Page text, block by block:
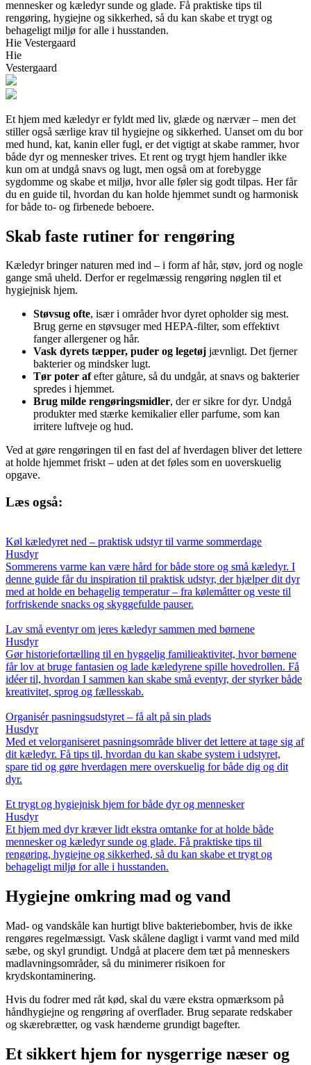
mennesker og kæledyr sunde og glade. Få praktiske tips til
rengøring, hygiejne og sikkerhed, så du kan skabe et trygt og
behageligt miljø for alle i husstanden.
Hie Vestergaard
Hie
Vestergaard
Et hjem med kæledyr er fyldt med liv, glæde og nærvær – men det
stiller også særlige krav til hygiejne og sikkerhed. Uanset om du bor
med hund, kat, kanin eller fugl, er det vigtigt at skabe rammer, hvor
både dyr og mennesker trives. Et rent og trygt hjem handler ikke
kun om at undgå snavs og lugt, men også om at forebygge
sygdomme og skabe et miljø, hvor alle føler sig godt tilpas. Her får
du en guide til, hvordan du kan holde hjemmet sundt og harmonisk
for både to- og firbenede beboere.
Skab faste rutiner for rengøring
Kæledyr bringer naturen med ind – i form af hår, støv, jord og nogle
gange små uheld. Derfor er regelmæssig rengøring nøglen til et
hygiejnisk hjem.
Støvsug ofte, især i områder hvor dyret opholder sig mest.
Brug gerne en støvsuger med HEPA-filter, som effektivt
fanger allergener og hår.
Vask dyrets tæpper, puder og legetøj jævnligt. Det fjerner
bakterier og mindsker lugt.
Tør poter afefter gåture, så du undgår, at snavs og bakterier
spredes i hjemmet.
Brug milde rengøringsmidler, der er sikre for dyr. Undgå
produkter med stærke kemikalier eller parfume, som kan
irritere luftveje og hud.
Ved at gøre rengøringen til en fast del af hverdagen bliver det lettere
at holde hjemmet friskt – uden at det føles som en uoverskuelig
opgave.
Læs også:
Køl kæledyret ned – praktisk udstyr til varme sommerdage
Husdyr
Sommerens varme kan være hård for både store og små kæledyr. I
denne guide får du inspiration til praktisk udstyr, der hjælper dit dyr
med at holde en behagelig temperatur – fra kølemåtter og veste til
forfriskende snacks og skyggefulde pauser.
Lav små eventyr om jeres kæledyr sammen med børnene
Husdyr
Gør historiefortælling til en hyggelig familieaktivitet, hvor børnene
får lov at bruge fantasien og lade kæledyrene spille hovedrollen. Få
idéer til, hvordan I sammen kan skabe små eventyr, der styrker både
kreativitet, sprog og fællesskab.
Organisér pasningsudstyret – få alt på sin plads
Husdyr
Med et velorganiseret pasningsområde bliver det lettere at tage sig af
dit kæledyr. Få tips til, hvordan du kan skabe system i udstyret,
spare tid og gøre hverdagen mere overskuelig for både dig og dit
dyr.
Et trygt og hygiejnisk hjem for både dyr og mennesker
Husdyr
Et hjem med dyr kræver lidt ekstra omtanke for at holde både
mennesker og kæledyr sunde og glade. Få praktiske tips til
rengøring, hygiejne og sikkerhed, så du kan skabe et trygt og
behageligt miljø for alle i husstanden.
Hygiejne omkring mad og vand
Mad- og vandskåle kan hurtigt blive bakteriebomber, hvis de ikke
rengøres regelmæssigt. Vask skålene dagligt i varmt vand med mild
sæbe, og skyl grundigt. Undgå at placere dem tæt på menneskers
madlavningsområder, så du minimerer risikoen for
krydskontaminering.
Hvis du fodrer med råt kød, skal du være ekstra opmærksom på
håndhygiejne og rengøring af overflader. Brug separate redskaber
og skærebrætter, og vask hænderne grundigt bagefter.
Et sikkert hjem for nysgerrige næser og